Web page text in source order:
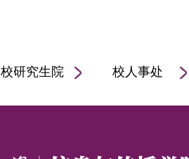
校研究生院 校人事处